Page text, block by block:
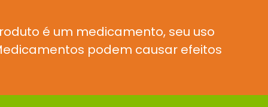
é um medicamento, seu uso
podem causar efeitos